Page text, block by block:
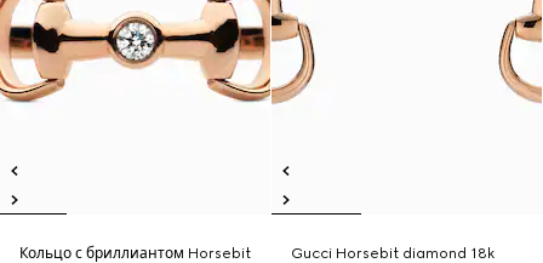
Кольцо с бриллиантом Horsebit
Gucci Horsebit diamond 18k